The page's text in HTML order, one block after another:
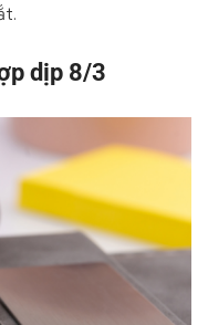
dịp 8/3